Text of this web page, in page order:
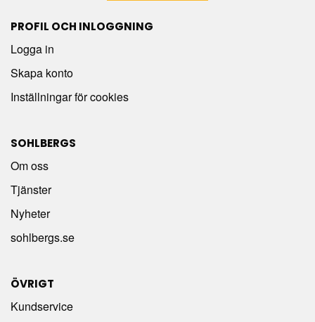
PROFIL OCH INLOGGNING
Logga in
Skapa konto
Inställningar för cookies
SOHLBERGS
Om oss
Tjänster
Nyheter
sohlbergs.se
ÖVRIGT
Kundservice